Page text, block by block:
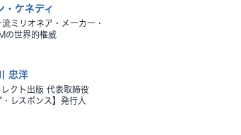
・ケネディ
流ミリオネア・メーカー・
の世界的権威
忠洋
レクト出版 代表取締役
・レスポンス】発行人